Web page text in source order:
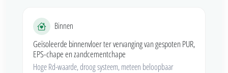
Binnen
Geïsoleerde binnenvloer ter vervanging van gespoten PUR,
EPS-chape en zandcementchape
Hoge Rd-waarde, droog systeem, meteen beloopbaar